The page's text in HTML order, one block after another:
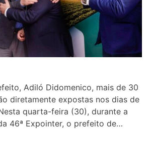
Adiló Didomenico, mais de 30
diretamente expostas nos dias de
quarta-feira (30), durante a
46ª Expointer, o prefeito de…